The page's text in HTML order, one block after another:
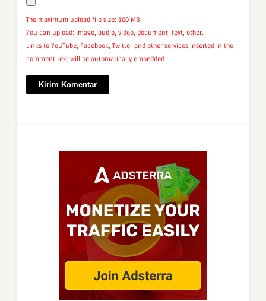
The maximum upload file size: 100 MB.
You can upload: image, audio, video, document, text, other.
Links to YouTube, Facebook, Twitter and other services inserted in the
comment text will be automatically embedded.